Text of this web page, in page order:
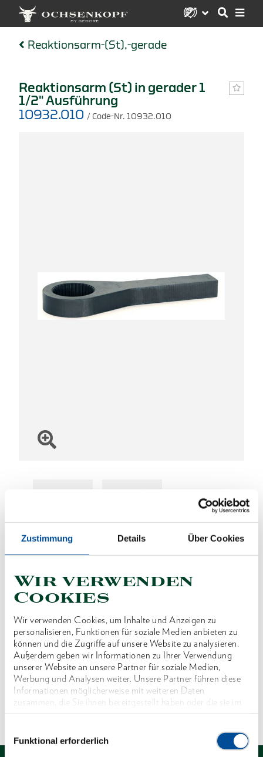
Zustimmung Details Über Cookies
Wir verwenden
Cookies
Wir verwenden Cookies, um Inhalte und Anzeigen zu
personalisieren, Funktionen für soziale Medien anbieten zu
können und die Zugriffe auf unsere Website zu analysieren.
Außerdem geben wir Informationen zu Ihrer Verwendung
unserer Website an unsere Partner für soziale Medien,
Werbung und Analysen weiter. Unsere Partner führen diese
Informationen möglicherweise mit weiteren Daten
zusammen, die Sie ihnen bereitgestellt haben oder die sie im
Rahmen Ihrer Nutzung der Dienste gesammelt haben. Unsere
Funktional erforderlich
Reaktionsarm-(St),-gerade
Reaktionsarm (St) in gerader 1
1/2" Ausführung
10932.010 / Code-Nr. 10932.010
Produktlinie
Produktbeschreibung
Lieferumfang
Technische Eigenschaften